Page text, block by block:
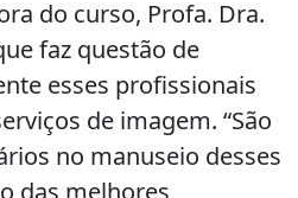
do curso, Profa. Dra.
faz questão de
esses profissionais
de imagem. “São
no manuseio desses